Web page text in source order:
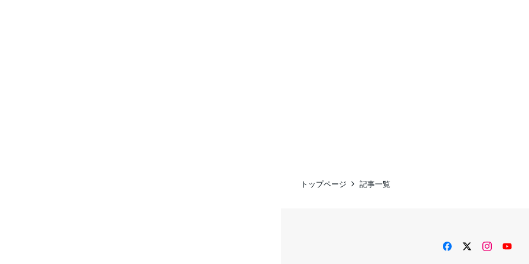
トップページ 記事一覧
facebooktwitter